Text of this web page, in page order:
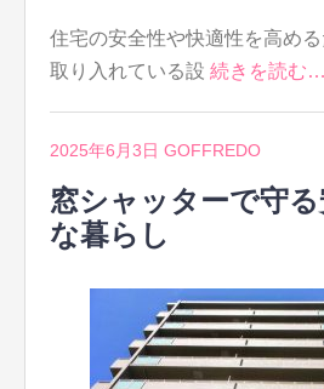
住宅の安全性や快適性を高め
取り入れている設 続きを読む…
2025年6月3日 GOFFREDO
窓シャッターで守
な暮らし